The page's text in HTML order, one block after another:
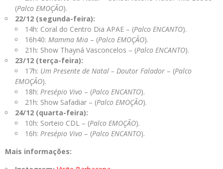
(Palco EMOÇÃO).
22/12 (segunda-feira):
14h: Coral do Centro Dia APAE – (Palco ENCANTO).
16h40: Mamma Mia – (Palco EMOÇÃO).
21h: Show Thayná Vasconcelos – (Palco ENCANTO).
23/12 (terça-feira):
17h: Um Presente de Natal – Doutor Falador – (Palco
EMOÇÃO).
18h: Presépio Vivo – (Palco ENCANTO).
21h: Show Safadiar – (Palco EMOÇÃO).
24/12 (quarta-feira):
10h: Sorteio CDL – (Palco EMOÇÃO).
16h: Presépio Vivo – (Palco ENCANTO).
Mais informações: